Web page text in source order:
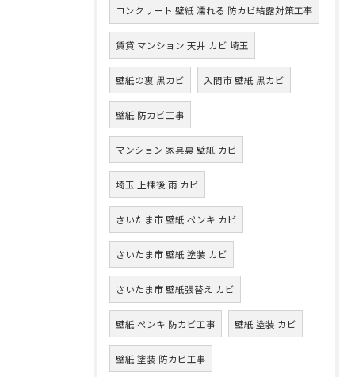
コンクリート 壁紙 濡れる 防カビ結露対策工事
賃貸 マンション 天井 カビ 埼玉
壁紙の裏 黒カビ 入間市 壁紙 黒カビ
壁紙 防カビ工事
マンション 家具裏 壁紙 カビ
埼玉 上棟後 雨 カビ
さいたま市 壁紙 ペンキ カビ
さいたま市 壁紙 塗装 カビ
さいたま市 壁紙張替え カビ
壁紙 ペンキ 防カビ工事 壁紙 塗装 カビ
壁紙 塗装 防カビ工事